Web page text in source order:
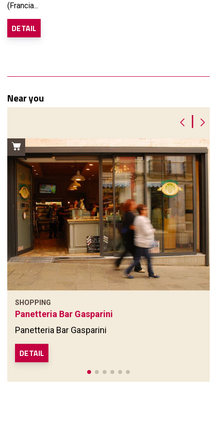
(Francia...
DETAIL
Near you
SHOPPING
Panetteria Bar Gasparini
Panetteria Bar Gasparini
DETAIL
|